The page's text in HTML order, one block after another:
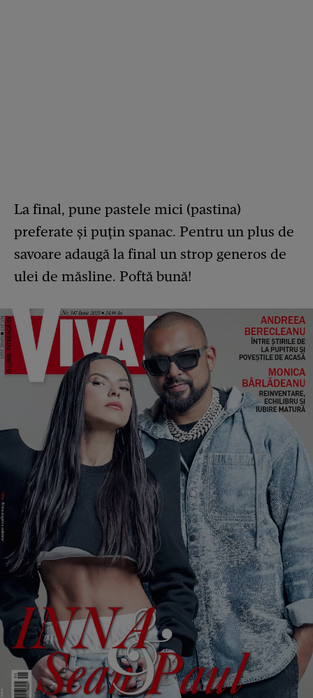
La final, pune pastele mici (pastina)
preferate și puțin spanac. Pentru un plus de
savoare adaugă la final un strop generos de
ulei de măsline. Poftă bună!